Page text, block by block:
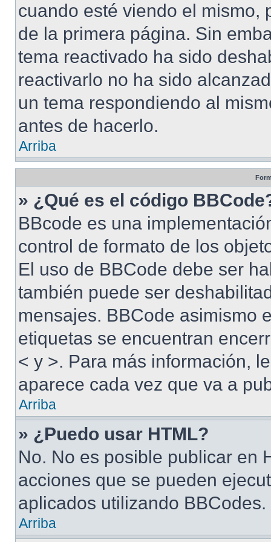
cuando esté viendo el mismo,
de la primera página. Sin
tema reactivado ha sido
reactivarlo no ha sido
un tema respondiendo al
antes de hacerlo.
Arriba
» ¿Qué es el código
BBcode es una
control de formato de los
El uso de BBCode debe ser
también puede ser
mensajes. BBCode asimismo
etiquetas se encuentran
< y >. Para más información,
aparece cada vez que va a
Arriba
» ¿Puedo usar HTML?
No. No es posible publicar en
acciones que se pueden
aplicados utilizando BBCodes.
Arriba